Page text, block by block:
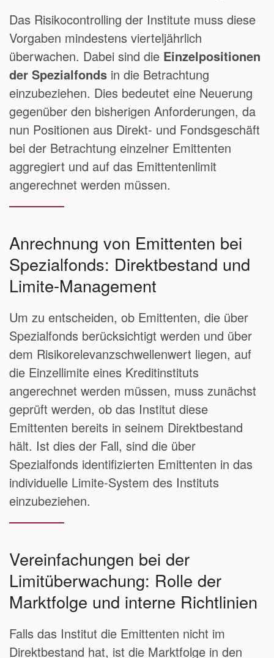
Das Risikocontrolling der Institute muss diese
Vorgaben mindestens vierteljährlich
überwachen. Dabei sind die Einzelpositionen
der Spezialfonds in die Betrachtung
einzubeziehen. Dies bedeutet eine Neuerung
gegenüber den bisherigen Anforderungen, da
nun Positionen aus Direkt- und Fondsgeschäft
bei der Betrachtung einzelner Emittenten
aggregiert und auf das Emittentenlimit
angerechnet werden müssen.
Anrechnung von Emittenten bei
Spezialfonds: Direktbestand und
Limite-Management
Um zu entscheiden, ob Emittenten, die über
Spezialfonds berücksichtigt werden und über
dem Risikorelevanzschwellenwert liegen, auf
die Einzellimite eines Kreditinstituts
angerechnet werden müssen, muss zunächst
geprüft werden, ob das Institut diese
Emittenten bereits in seinem Direktbestand
hält. Ist dies der Fall, sind die über
Spezialfonds identifizierten Emittenten in das
individuelle Limite-System des Instituts
einzubeziehen.
Vereinfachungen bei der
Limitüberwachung: Rolle der
Marktfolge und interne Richtlinien
Falls das Institut die Emittenten nicht im
Direktbestand hat, ist die Marktfolge in den